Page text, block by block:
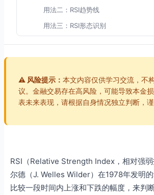
用法二：RSI趋势线
用法三：RSI形态识别
RSI参数优化
上升趋势中的RSI用法
下降趋势中的RSI用法
RSI + 布林带
RSI + MACD
⚠️ 风险提示： 本文内容仅供学习交流，不
议。金融交易存在高风险，可能导致本金
表未来表现，请根据自身情况独立判断，谨
RSI（Relative Strength Index，相对强弱
尔德（J. Welles Wilder）在1978年发明
比较一段时间内上涨和下跌的幅度，来判